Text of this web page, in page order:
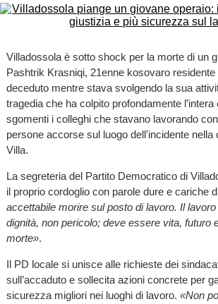
Villadossola è sotto shock per la morte di un
Pashtrik Krasniqi, 21enne kosovaro
deceduto mentre stava svolgendo la sua
tragedia che ha colpito profondamente
sgomenti i colleghi che stavano lavorando
persone accorse sul luogo dell'incidente nella
Villa.
La segreteria del Partito Democratico di
il proprio cordoglio con parole dure e cariche
accettabile morire sul posto di lavoro. Il
dignità, non pericolo; deve essere vita, futuro
morte».
Il PD locale si unisce alle richieste dei
sull’accaduto e sollecita azioni concrete per
sicurezza migliori nei luoghi di lavoro. «Non